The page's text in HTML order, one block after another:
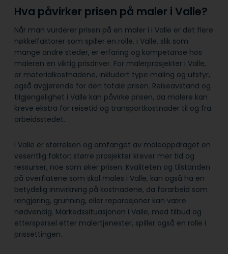
Hva påvirker prisen på maler i Valle?
Når man vurderer prisen på en maler i i Valle er det flere
nøkkelfaktorer som spiller en rolle. i Valle, slik som
mange andre steder, er erfaring og kompetanse hos
maleren en viktig prisdriver. For malerprosjekter i Valle,
er materialkostnadene, inkludert type maling og utstyr,
også avgjørende for den totale prisen. Reiseavstand og
tilgjengelighet i Valle kan påvirke prisen, da malere kan
kreve ekstra for reisetid og transportkostnader til og fra
arbeidsstedet.
i Valle er størrelsen og omfanget av maleoppdraget en
vesentlig faktor; større prosjekter krever mer tid og
ressurser, noe som øker prisen. Kvaliteten og tilstanden
på overflatene som skal males i Valle, kan også ha en
betydelig innvirkning på kostnadene, da forarbeid som
rengjøring, grunning, eller reparasjoner kan være
nødvendig. Markedssituasjonen i Valle, med tilbud og
etterspørsel etter malertjenester, spiller også en rolle i
prissettingen.